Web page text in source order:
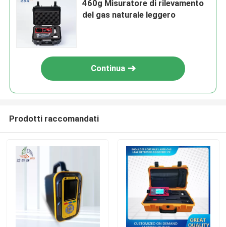
460g Misuratore di rilevamento
del gas naturale leggero
Continua
Prodotti raccomandati